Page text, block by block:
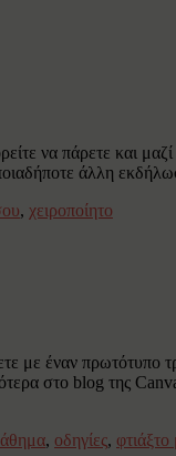
να πάρετε και
άλλη
, χειροποίητο
με έναν πρωτότυπο
στο blog της
, οδηγίες,